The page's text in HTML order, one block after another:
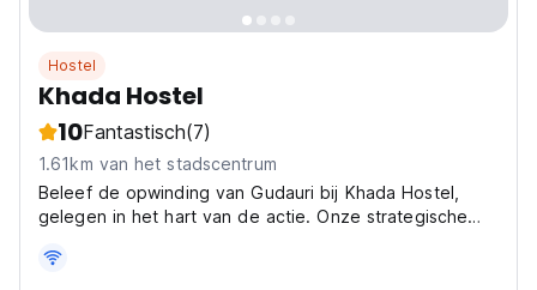
Hostel
Khada Hostel
10Fantastisch(7)
1.61km van het stadscentrum
Beleef de opwinding van Gudauri bij Khada Hostel,
gelegen in het hart van de actie. Onze strategische
u de hellingen kunt beklimmen en in no time van de